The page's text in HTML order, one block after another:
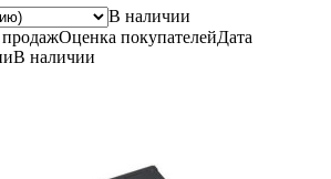
В наличии
Оценка покупателейДата
В наличии